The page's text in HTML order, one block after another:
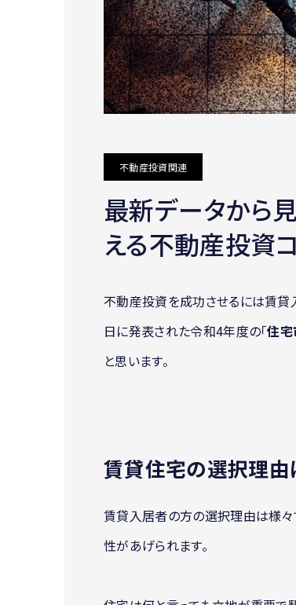
不動産投資関連
最新データから
える不動産投資コ
不動産投資を成功させるには賃貸
日に発表された令和4年度の「住
と思います。
賃貸住宅の選択理由
賃貸入居者の方の選択理由は様々
性があげられます。